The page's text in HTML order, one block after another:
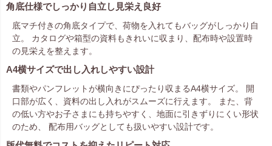
角底仕様でしっかり自立し見栄え良好
底マチ付きの角底タイプで、荷物を入れてもバッグがしっかり自
立。 カタログや箱型の資料もきれいに収まり、配布時や設置時
の見栄えを整えます。
A4横サイズで出し入れしやすい設計
書類やパンフレットが横向きにぴったり収まるA4横サイズ。 開
口部が広く、資料の出し入れがスムーズに行えます。 また、背
の低い方やお子さまにも持ちやすく、地面に引きずりにくい形状
のため、 配布用バッグとしても扱いやすい設計です。